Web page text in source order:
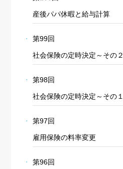
産後パパ休暇と給与計算
第99回
社会保険の定時決定～その２
第98回
社会保険の定時決定～その１
第97回
雇用保険の料率変更
第96回